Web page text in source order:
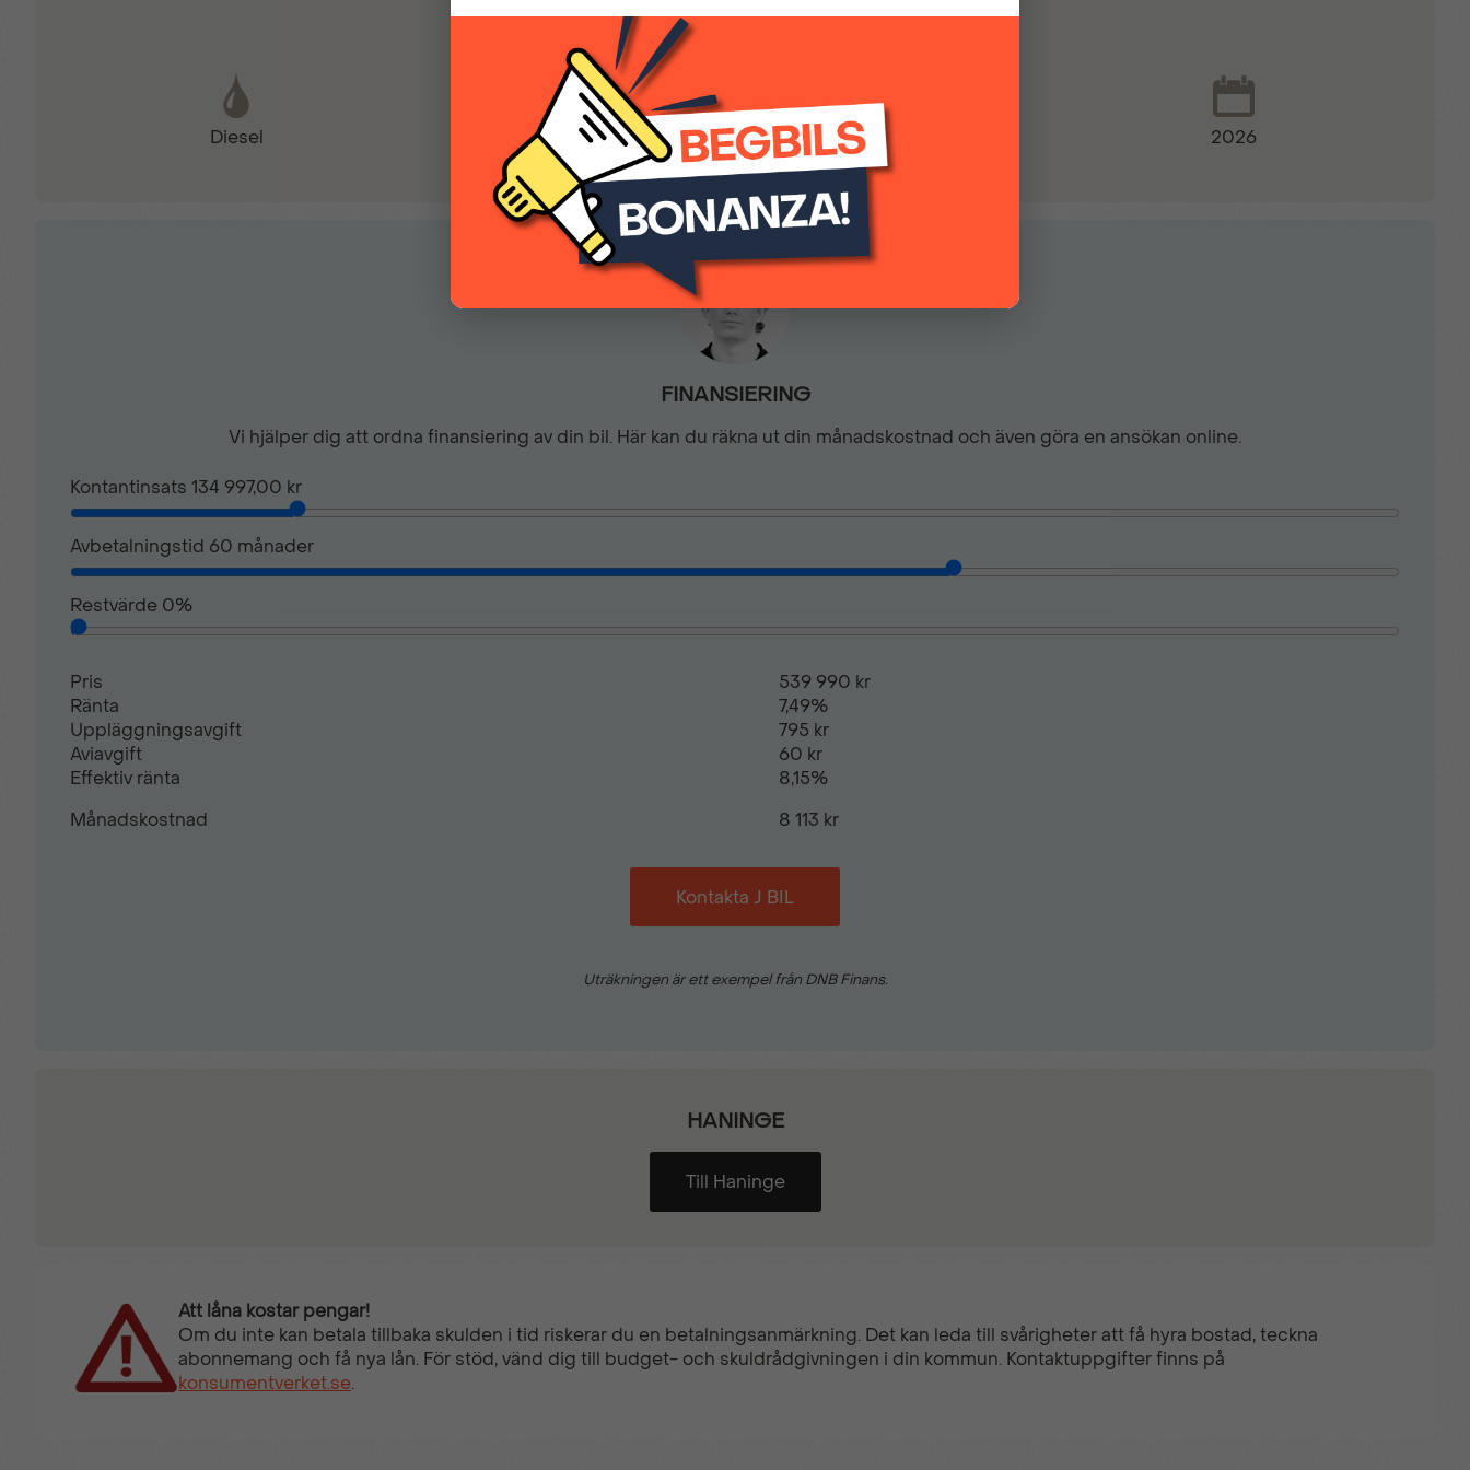
Uppvärmbara stolar fram Svart Alcantaraklädsel
Trötthetsvarning
(inkl.moms)
Diesel Automatisk 2026
FINANSIERING
Vi hjälper dig att ordna finansiering av din bil. Här kan du räkna ut din månadskostnad och även göra en ansökan online.
Kontantinsats 134 997,00 kr
Avbetalningstid 60 månader
Restvärde 0%
Pris
539 990 kr
Ränta
7,49%
Uppläggningsavgift
795 kr
Aviavgift
60 kr
Effektiv ränta
8,15%
Månadskostnad
8 113 kr
Kontakta J BIL
Uträkningen är ett exempel från DNB Finans.
HANINGE
Till Haninge
Att låna kostar pengar!
Om du inte kan betala tillbaka skulden i tid riskerar du en betalningsanmärkning. Det kan leda till svårigheter att få hyra bostad, teckna
abonnemang och få nya lån. För stöd, vänd dig till budget- och skuldrådgivningen i din kommun. Kontaktuppgifter finns på
konsumentverket.se.